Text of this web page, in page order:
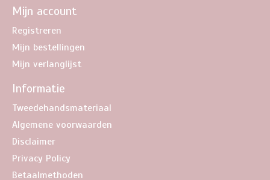
Mijn account
Registreren
Mijn bestellingen
Mijn verlanglijst
Informatie
Tweedehandsmateriaal
Algemene voorwaarden
Disclaimer
Privacy Policy
Betaalmethoden